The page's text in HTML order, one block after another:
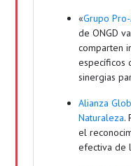
«Grupo
de ONGD
comparten
específicos
sinergias
Alianza
Naturaleza.
el
efectiva de